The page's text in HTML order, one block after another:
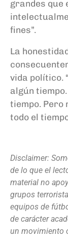
grandes que
fines”.
La
vida político.
algún
tiempo. Pero
todo el
Disclaimer:
de lo que el
material no
grupos
equipos de
de carácter
un movimiento